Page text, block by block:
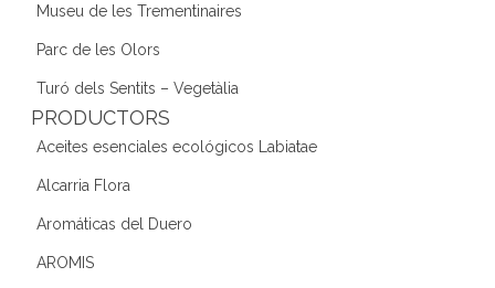
Museu de les Trementinaires
Parc de les Olors
Turó dels Sentits – Vegetàlia
PRODUCTORS
Aceites esenciales ecológicos Labiatae
Alcarria Flora
Aromáticas del Duero
AROMIS